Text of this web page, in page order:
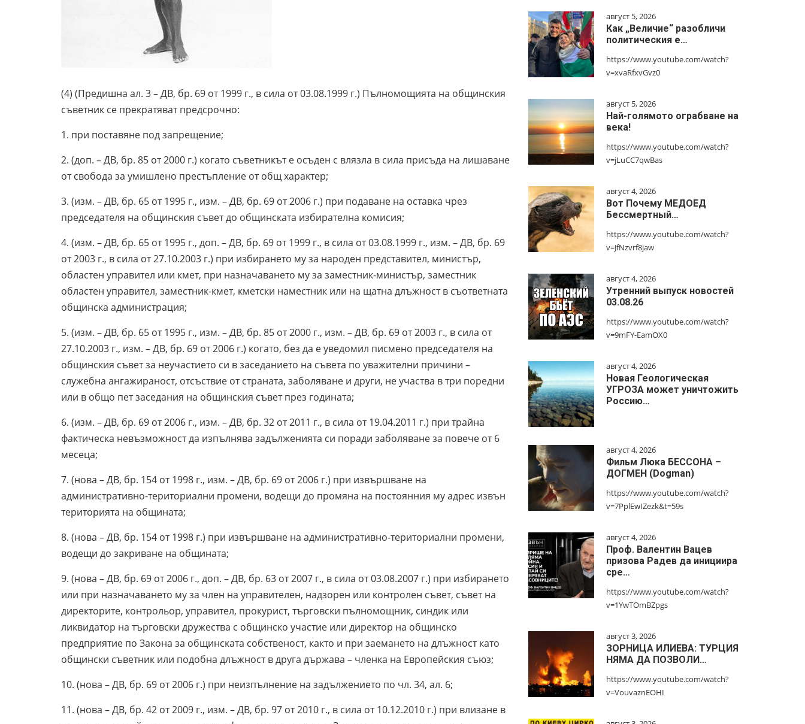
(4) (Предишна ал. 3 – ДВ, бр. 69 от 1999 г., в сила от 03.08.1999 г.) Пълномощията на общинския
съветник се прекратяват предсрочно:
1. при поставяне под запрещение;
2. (доп. – ДВ, бр. 85 от 2000 г.) когато съветникът е осъден с влязла в сила присъда на лишаване
от свобода за умишлено престъпление от общ характер;
3. (изм. – ДВ, бр. 65 от 1995 г., изм. – ДВ, бр. 69 от 2006 г.) при подаване на оставка чрез
председателя на общинския съвет до общинската избирателна комисия;
4. (изм. – ДВ, бр. 65 от 1995 г., доп. – ДВ, бр. 69 от 1999 г., в сила от 03.08.1999 г., изм. – ДВ, бр. 69
от 2003 г., в сила от 27.10.2003 г.) при избирането му за народен представител, министър,
областен управител или кмет, при назначаването му за заместник-министър, заместник
областен управител, заместник-кмет, кметски наместник или на щатна длъжност в съответната
общинска администрация;
5. (изм. – ДВ, бр. 65 от 1995 г., изм. – ДВ, бр. 85 от 2000 г., изм. – ДВ, бр. 69 от 2003 г., в сила от
27.10.2003 г., изм. – ДВ, бр. 69 от 2006 г.) когато, без да е уведомил писмено председателя на
общинския съвет за неучастието си в заседанието на съвета по уважителни причини –
служебна ангажираност, отсъствие от страната, заболяване и други, не участва в три поредни
или в общо пет заседания на общинския съвет през годината;
6. (изм. – ДВ, бр. 69 от 2006 г., изм. – ДВ, бр. 32 от 2011 г., в сила от 19.04.2011 г.) при трайна
фактическа невъзможност да изпълнява задълженията си поради заболяване за повече от 6
месеца;
7. (нова – ДВ, бр. 154 от 1998 г., изм. – ДВ, бр. 69 от 2006 г.) при извършване на
административно-териториални промени, водещи до промяна на постоянния му адрес извън
територията на общината;
8. (нова – ДВ, бр. 154 от 1998 г.) при извършване на административно-териториални промени,
водещи до закриване на общината;
9. (нова – ДВ, бр. 69 от 2006 г., доп. – ДВ, бр. 63 от 2007 г., в сила от 03.08.2007 г.) при избирането
или при назначаването му за член на управителен, надзорен или контролен съвет, съвет на
директорите, контрольор, управител, прокурист, търговски пълномощник, синдик или
ликвидатор на търговски дружества с общинско участие или директор на общинско
предприятие по Закона за общинската собственост, както и при заемането на длъжност като
общински съветник или подобна длъжност в друга държава – членка на Европейския съюз;
10. (нова – ДВ, бр. 69 от 2006 г.) при неизпълнение на задължението по чл. 34, ал. 6;
11. (нова – ДВ, бр. 42 от 2009 г., изм. – ДВ, бр. 97 от 2010 г., в сила от 10.12.2010 г.) при влизане в
август 5, 2026
Как „Величие“ разобличи
политическия е…
https://www.youtube.com/watch?
v=xvaRfxvGvz0
август 5, 2026
Най-голямото ограбване на
века!
https://www.youtube.com/watch?
v=jLuCC7qwBas
август 4, 2026
Вот Почему МЕДОЕД
Бессмертный…
https://www.youtube.com/watch?
v=JfNzvrf8jaw
август 4, 2026
Утренний выпуск новостей
03.08.26
https://www.youtube.com/watch?
v=9mFY-EamOX0
август 4, 2026
Новая Геологическая
УГРОЗА может уничтожить
Россию…
август 4, 2026
Фильм Люка БЕССОНА –
ДОГМЕН (Dogman)
https://www.youtube.com/watch?
v=7PplEwIZezk&t=59s
август 4, 2026
Проф. Валентин Вацев
призова Радев да инициира
сре…
https://www.youtube.com/watch?
v=1YwTOmBZpgs
август 3, 2026
ЗОРНИЦА ИЛИЕВА: ТУРЦИЯ
НЯМА ДА ПОЗВОЛИ…
https://www.youtube.com/watch?
v=VouvaznEOHI